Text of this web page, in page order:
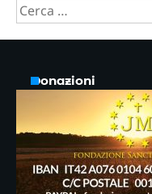
Ricerca
per:
Donazioni